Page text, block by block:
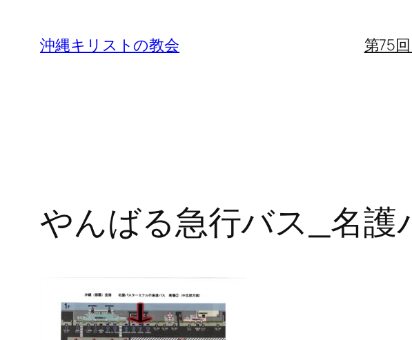
沖縄キリストの教会 第75
やんばる急行バス_名護